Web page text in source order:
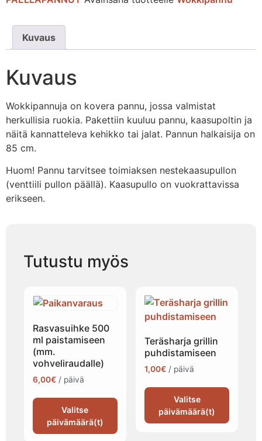
Kuvaus
Kuvaus
Wokkipannuja on kovera pannu, jossa valmistat
herkullisia ruokia. Pakettiin kuuluu pannu, kaasupoltin ja
näitä kannatteleva kehikko tai jalat. Pannun halkaisija on
85 cm.
Huom! Pannu tarvitsee toimiaksen nestekaasupullon
(venttiili pullon päällä). Kaasupullo on vuokrattavissa
erikseen.
Tutustu myös
Rasvasuihke 500
ml paistamiseen
(mm.
vohveliraudalle)
6,00€ / päivä
Valitse
päivämäärä(t)
Teräsharja grillin
puhdistamiseen
1,00€ / päivä
Valitse
päivämäärä(t)